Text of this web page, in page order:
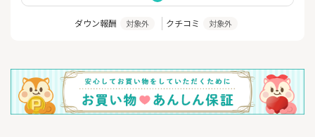
ダウン報酬 対象外 クチコミ 対象外